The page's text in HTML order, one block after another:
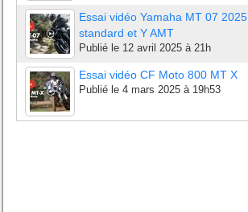
Essai vidéo Yamaha MT 07 2025
standard et Y AMT
Publié le 12 avril 2025 à 21h
Essai vidéo CF Moto 800 MT X
Publié le 4 mars 2025 à 19h53